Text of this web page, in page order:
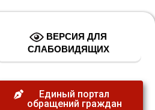
ВЕРСИЯ ДЛЯ
СЛАБОВИДЯЩИХ
Единый портал
обращений граждан